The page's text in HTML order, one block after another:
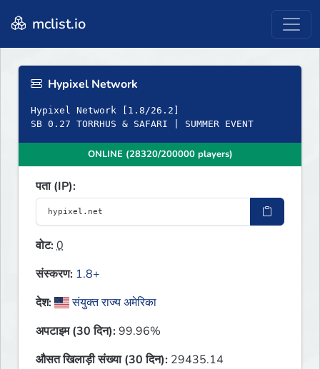
mclist.io
Hypixel Network
Hypixel Network [1.8/26.2]
SB 0.27 TORRHUS & SAFARI | SUMMER EVENT
ONLINE (28320/200000 players)
पता (IP):
वोट:0
संस्करण: 1.8+
देश:
संयुक्त राज्य अमेरिका
अपटाइम (30 दिन):99.96%
औसत खिलाड़ी संख्या (30 दिन): 29435.14